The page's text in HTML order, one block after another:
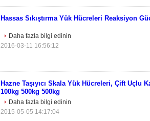
Hassas Sıkıştırma Yük Hücreleri Reaksiyon
Daha fazla bilgi edinin
2016-03-11 16:56:12
Hazne Taşıyıcı Skala Yük Hücreleri, Çift Uçlu
100kg 500kg 500kg
Daha fazla bilgi edinin
2015-05-05 14:17:04